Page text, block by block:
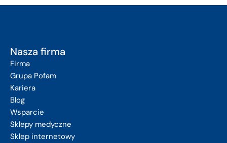
Nasza firma
Firma
Grupa Pofam
Kariera
Blog
Wsparcie
Sklepy medyczne
Sklep internetowy